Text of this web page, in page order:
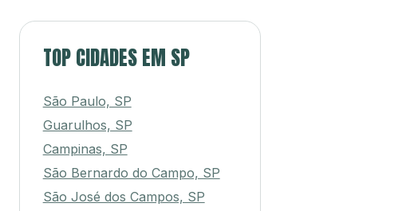
TOP CIDADES EM SP
São Paulo, SP
Guarulhos, SP
Campinas, SP
São Bernardo do Campo, SP
São José dos Campos, SP